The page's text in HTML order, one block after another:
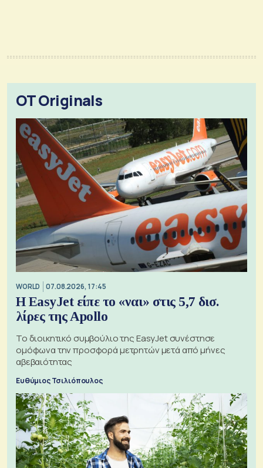
OT Originals
WORLD 07.08.2026, 17:45
Η EasyJet είπε το «ναι» στις 5,7 δισ.
λίρες της Apollo
Το διοικητικό συμβούλιο της EasyJet συνέστησε
ομόφωνα την προσφορά μετρητών μετά από μήνες
αβεβαιότητας
Ευθύμιος Τσιλιόπουλος